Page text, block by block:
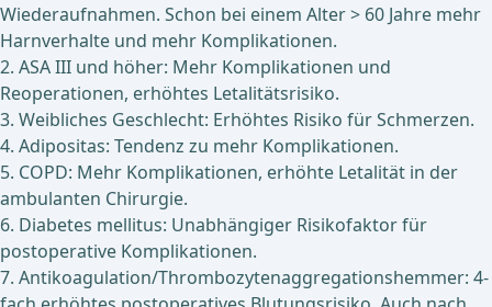
Wiederaufnahmen. Schon bei einem Alter > 60 Jahre mehr
Harnverhalte und mehr Komplikationen.
2. ASA III und höher: Mehr Komplikationen und
Reoperationen, erhöhtes Letalitätsrisiko.
3. Weibliches Geschlecht: Erhöhtes Risiko für Schmerzen.
4. Adipositas: Tendenz zu mehr Komplikationen.
5. COPD: Mehr Komplikationen, erhöhte Letalität in der
ambulanten Chirurgie.
6. Diabetes mellitus: Unabhängiger Risikofaktor für
postoperative Komplikationen.
7. Antikoagulation/Thrombozytenaggregationshemmer: 4-